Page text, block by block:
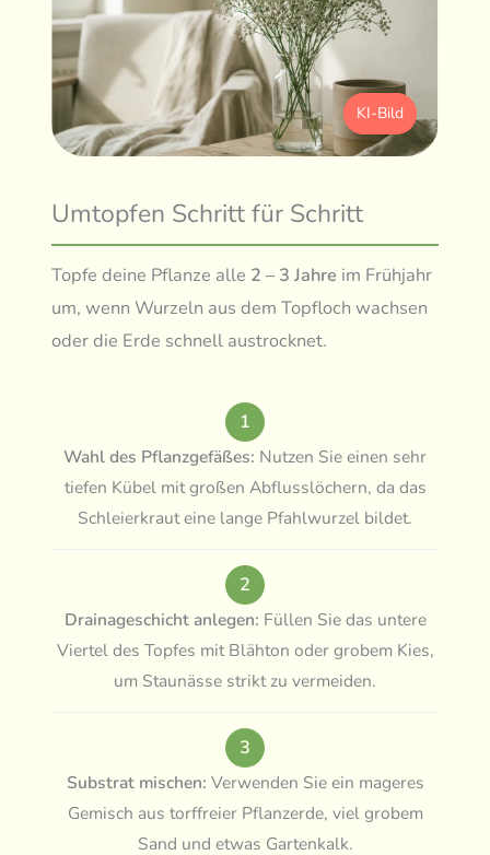
KI-Bild
Umtopfen Schritt für Schritt
Topfe deine Pflanze alle 2 – 3 Jahre im Frühjahr
um, wenn Wurzeln aus dem Topfloch wachsen
oder die Erde schnell austrocknet.
1
Wahl des Pflanzgefäßes: Nutzen Sie einen sehr
tiefen Kübel mit großen Abflusslöchern, da das
Schleierkraut eine lange Pfahlwurzel bildet.
2
Drainageschicht anlegen: Füllen Sie das untere
Viertel des Topfes mit Blähton oder grobem Kies,
um Staunässe strikt zu vermeiden.
3
Substrat mischen: Verwenden Sie ein mageres
Gemisch aus torffreier Pflanzerde, viel grobem
Sand und etwas Gartenkalk.